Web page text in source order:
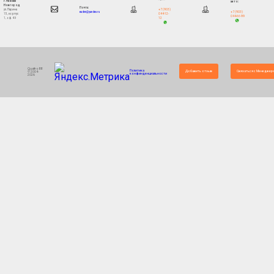
г. Нижний
Новгород
ул. Ларина
15, корпус
1, оф. 49
Почта:
eadnn@yandex.ru
+7 (903)
044-12-
12
авто:
+7 (903)
044-66-99
Quattro88
© 2004-
2026
Политика
конфинденциальности
Добавить отзыв Связаться с